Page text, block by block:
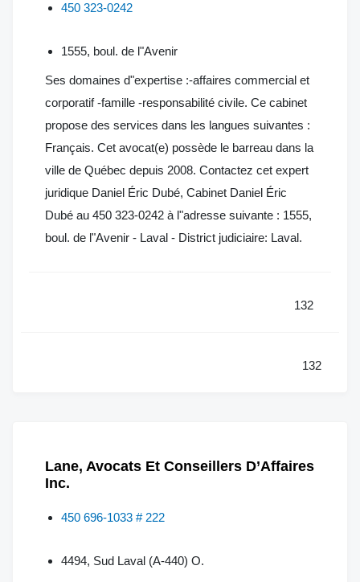
450 323-0242
1555, boul. de l"Avenir
Ses domaines d"expertise :-affaires commercial et
corporatif -famille -responsabilité civile. Ce cabinet
propose des services dans les langues suivantes :
Français. Cet avocat(e) possède le barreau dans la
ville de Québec depuis 2008. Contactez cet expert
juridique Daniel Éric Dubé, Cabinet Daniel Éric
Dubé au 450 323-0242 à l"adresse suivante : 1555,
boul. de l"Avenir - Laval - District judiciaire: Laval.
132
132
Lane, Avocats Et Conseillers D’Affaires
Inc.
450 696-1033 # 222
4494, Sud Laval (A-440) O.